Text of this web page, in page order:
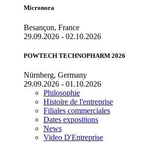
Micronora
Besançon, France
29.09.2026 - 02.10.2026
POWTECH TECHNOPHARM 2026
Nürnberg, Germany
29.09.2026 - 01.10.2026
Philosophie
Histoire de l'entreprise
Filiales commerciales
Dates expositions
News
Video D'Entreprise